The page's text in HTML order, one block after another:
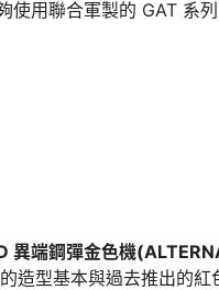
使用聯合軍製的 GAT 系列
異端鋼彈金色機
的造型基本與過去推出的紅